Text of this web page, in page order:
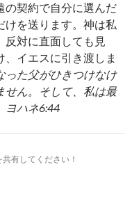
の契約で自分に選んだ
けを送ります。神は私
反対に直面しても見
イエスに引き渡しま
った父がひきつけなけ
せん。そして、私は最
ヨハネ6:44
有してください！